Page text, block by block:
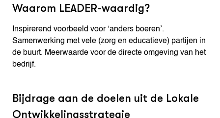
Waarom LEADER-waardig?
Inspirerend voorbeeld voor ‘anders boeren’.
Samenwerking met vele (zorg en educatieve) partijen in
de buurt. Meerwaarde voor de directe omgeving van het
bedrijf.
Bijdrage aan de doelen uit de Lokale
Ontwikkelingsstrategie